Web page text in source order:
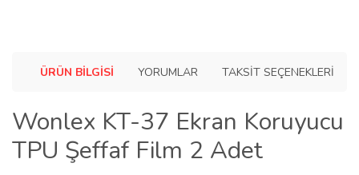
ÜRÜN BILGISI YORUMLAR TAKSIT SEÇENEKLERI
Wonlex KT-37 Ekran Koruyucu
TPU Şeffaf Film 2 Adet